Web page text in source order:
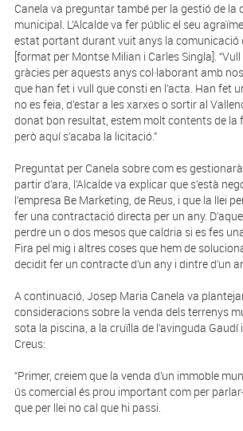
Canela va preguntar també per la gestió de la
municipal. L’Alcalde va fer públic el seu
estat portant durant vuit anys la comunicació
[format per Montse Milian i Carles Singla].
gràcies per aquests anys col·laborant amb
que han fet i vull que consti en l’acta. Han fet
no es feia, d’estar a les xarxes o sortir al
donat bon resultat, estem molt contents de la
però aquí s’acaba la licitació.”
Preguntat per Canela sobre com es
partir d’ara, l’Alcalde va explicar que s’està
l’empresa Be Marketing, de Reus, i que la llei
fer una contractació directa per un any.
perdre un o dos mesos que caldria si es fes
Fira pel mig i altres coses que hem de
decidit fer un contracte d’un any i dintre d’un
A continuació, Josep Maria Canela va
consideracions sobre la venda dels terrenys
sota la piscina, a la cruïlla de l’avinguda Gaudí
Creus:
“Primer, creiem que la venda d’un immoble
ús comercial és prou important com per
que per llei no cal que hi passi.